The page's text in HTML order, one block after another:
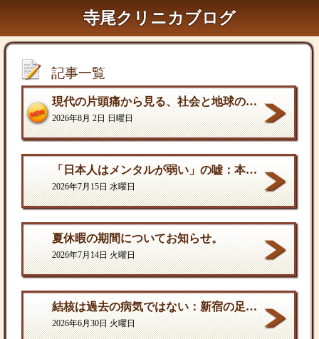
寺尾クリニカブログ
記事一覧
現代の片頭痛から見る、社会と地球の構造的課題
2026年8月 2日 日曜日
「日本人はメンタルが弱い」の嘘：本当の弱さと、自分を守る「成熟した強さ
2026年7月15日 水曜日
夏休暇の期間についてお知らせ。
2026年7月14日 火曜日
結核は過去の病気ではない：新宿の足元に潜む歪んだ現実
2026年6月30日 火曜日